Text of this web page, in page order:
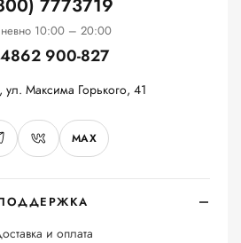
и оплата
7773719
10:00 – 20:00
900-827
ул. Максима Горького, 41
MAX